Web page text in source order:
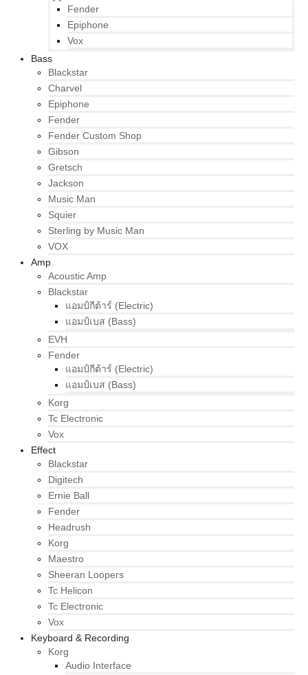
Fender
Epiphone
Vox
Bass
Blackstar
Charvel
Epiphone
Fender
Fender Custom Shop
Gibson
Gretsch
Jackson
Music Man
Squier
Sterling by Music Man
VOX
Amp
Acoustic Amp
Blackstar
แอมป์กีต้าร์ (Electric)
แอมป์เบส (Bass)
EVH
Fender
แอมป์กีต้าร์ (Electric)
แอมป์เบส (Bass)
Korg
Tc Electronic
Vox
Effect
Blackstar
Digitech
Ernie Ball
Fender
Headrush
Korg
Maestro
Sheeran Loopers
Tc Helicon
Tc Electronic
Vox
Keyboard & Recording
Korg
Audio Interface